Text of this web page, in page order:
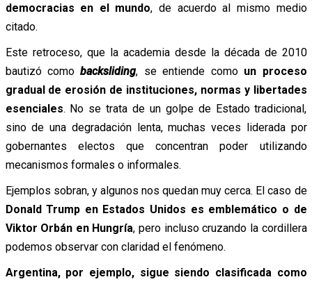
democracias en el mundo, de acuerdo al mismo medio
citado.
Este retroceso, que la academia desde la década de 2010
bautizó comobacksliding, se entiende como un proceso
gradual de erosión de instituciones, normas y libertades
esenciales. No se trata de un golpe de Estado tradicional,
sino de una degradación lenta, muchas veces liderada por
gobernantes electos que concentran poder utilizando
mecanismos formales o informales.
Ejemplos sobran, y algunos nos quedan muy cerca. El caso de
Donald Trump en Estados Unidos es emblemático o de
Viktor Orbán en Hungría, pero incluso cruzando la cordillera
podemos observar con claridad el fenómeno.
Argentina, por ejemplo, sigue siendo clasificada como